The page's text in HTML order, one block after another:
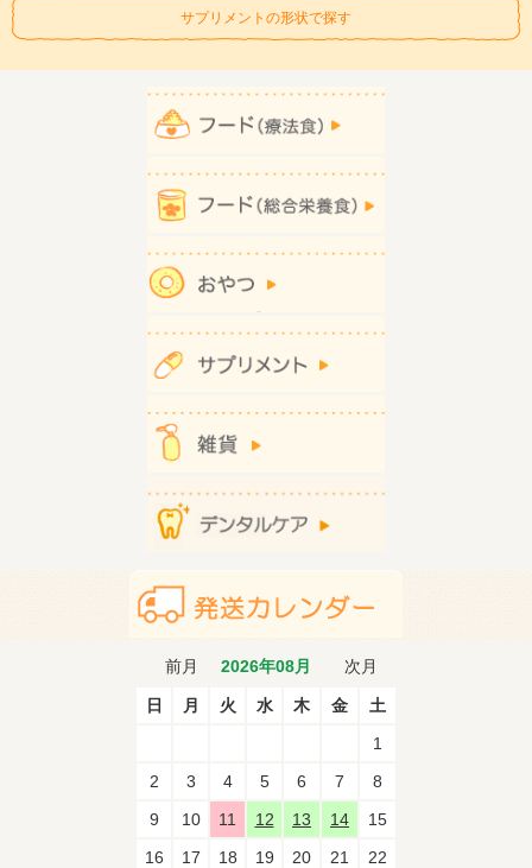
サプリメントの形状で探す
前月 次月
2026年08月
日 月 火 水 木 金
土
1
2
3 4 5 6 7
8
9
10 11 12 13 14
15
16
17 18 19 20 21
22